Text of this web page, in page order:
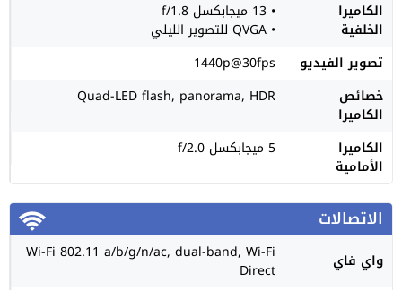
الكاميرا
الخلفية
• 13 ميجابكسل f/1.8
• QVGA للتصوير الليلي
تصوير الفيديو
1440p@30fps
خصائص
الكاميرا
Quad-LED flash, panorama, HDR
الكاميرا
الأمامية
5 ميجابكسل f/2.0
الاتصالات
واي فاي Wi-Fi 802.11 a/b/g/n/ac, dual-band, Wi-Fi
Direct